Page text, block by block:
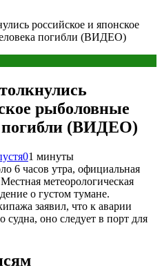
российское и японское
погибли (ВИДЕО)
рыболовные
погибли (ВИДЕО)
01 минуты
6 часов утра, официальная
метеорологическая
о густом тумане.
заявил, что к аварии
судна, оно следует в порт для